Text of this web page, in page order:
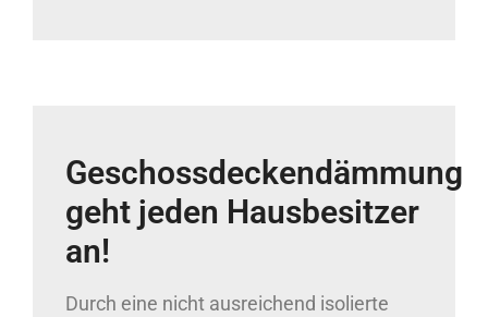
Geschossdeckendämmung
geht jeden Hausbesitzer
an!
Durch eine nicht ausreichend isolierte